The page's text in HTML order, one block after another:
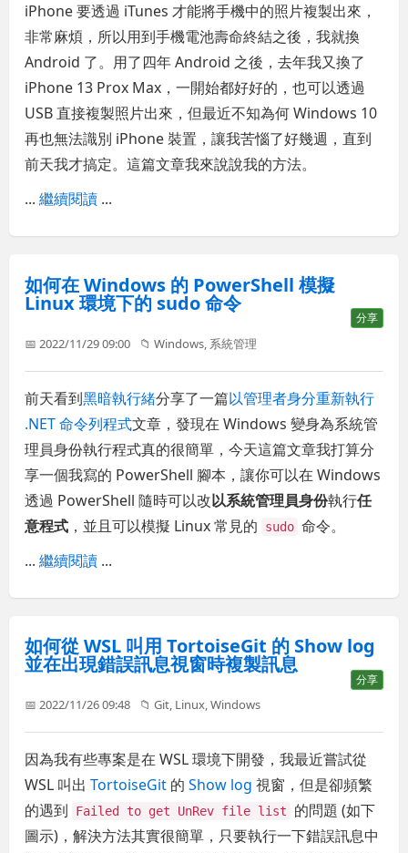
iPhone 要透過 iTunes 才能將手機中的照片複製出來，
非常麻煩，所以用到手機電池壽命終結之後，我就換
Android 了。用了四年 Android 之後，去年我又換了
iPhone 13 Prox Max，一開始都好好的，也可以透過
USB 直接複製照片出來，但最近不知為何 Windows 10
再也無法識別 iPhone 裝置，讓我苦惱了好幾週，直到
前天我才搞定。這篇文章我來說說我的方法。
...繼續閱讀 ...
如何在 Windows 的 PowerShell 模擬
Linux 環境下的 sudo 命令
分享
📅 2022/11/29 09:00 📁Windows, 系統管理
前天看到黑暗執行緒分享了一篇以管理者身分重新執行
.NET 命令列程式文章，發現在 Windows 變身為系統管
理員身份執行程式真的很簡單，今天這篇文章我打算分
享一個我寫的 PowerShell 腳本，讓你可以在 Windows
透過 PowerShell 隨時可以改以系統管理員身份執行任
意程式 ，並且可以模擬 Linux 常見的 sudo 命令。
...繼續閱讀 ...
如何從 WSL 叫用 TortoiseGit 的 Show log
並在出現錯誤訊息視窗時複製訊息
分享
📅 2022/11/26 09:48 📁Git, Linux,Windows
因為我有些專案是在 WSL 環境下開發，我最近嘗試從
WSL 叫出TortoiseGit 的Show log 視窗，但是卻頻繁
的遇到
Failed to get UnRev file list
的問題 (如下
圖示)，解決方法其實很簡單，只要執行一下錯誤訊息中